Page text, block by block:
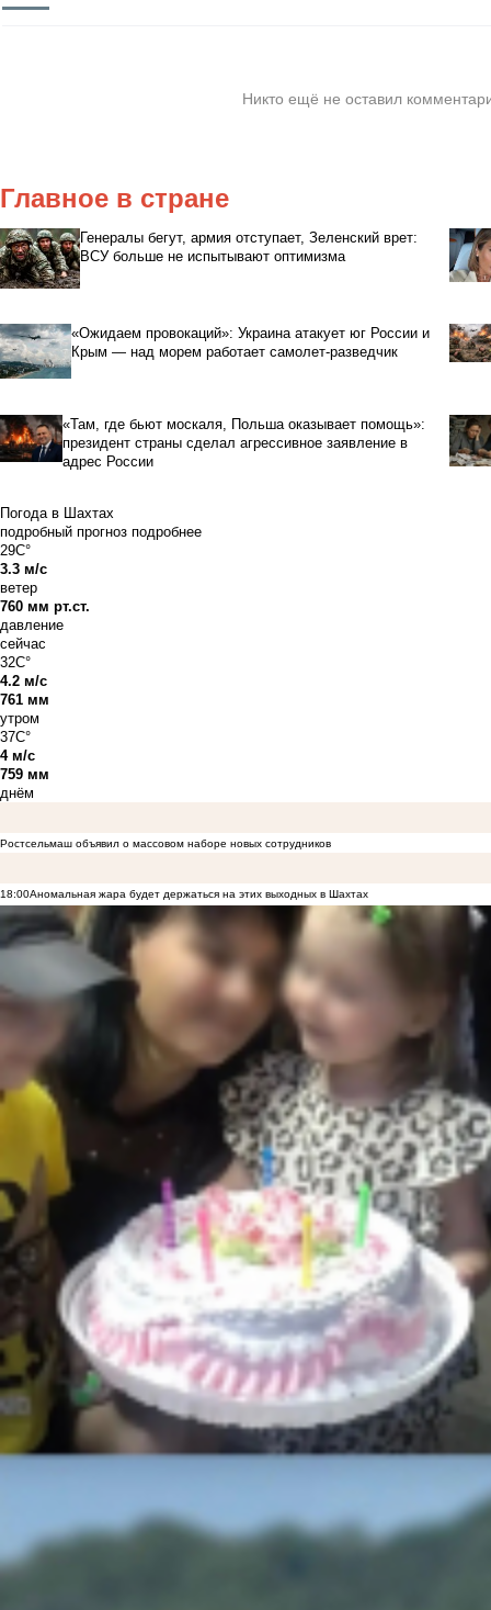
Никто ещё не оставил
Главное в стране
Генералы бегут, армия отступает, Зеленский врет:
ВСУ больше не испытывают оптимизма
«Ожидаем провокаций»: Украина атакует юг России и
Крым — над морем работает самолет-разведчик
«Там, где бьют москаля, Польша оказывает помощь»:
президент страны сделал агрессивное заявление в
адрес России
Погода в Шахтах
подробный прогноз подробнее
29C°
3.3 м/с
ветер
760 мм рт.ст.
давление
сейчас
32C°
4.2 м/с
761 мм
утром
37C°
4 м/с
759 мм
днём
Ростсельмаш объявил о массовом наборе новых сотрудников
18:00Аномальная жара будет держаться на этих выходных в Шахтах